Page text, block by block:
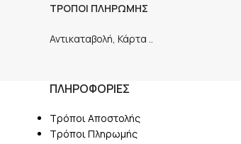
ΤΡΟΠΟΙ ΠΛΗΡΩΜΗΣ
Αντικαταβολή, Κάρτα ..
ΠΛΗΡΟΦΟΡΙΕΣ
Τρόποι Αποστολής
Τρόποι Πληρωμής